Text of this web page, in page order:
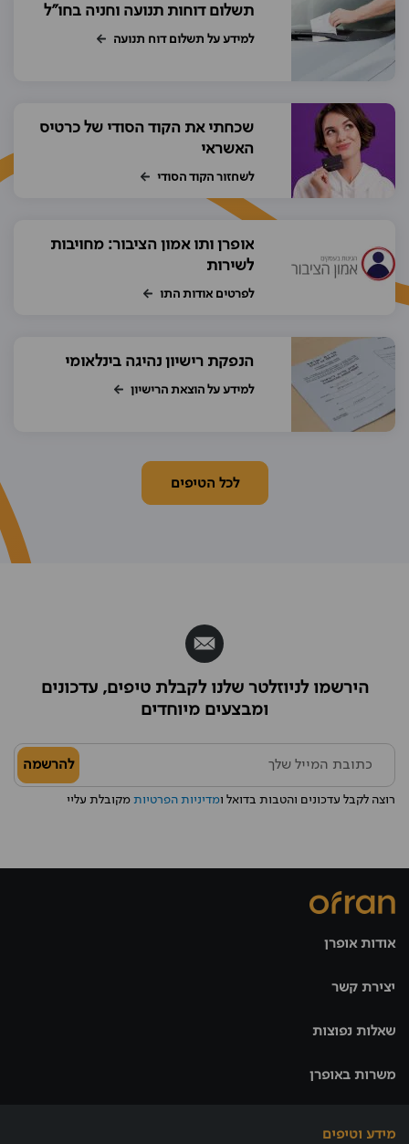
תשלום דוחות תנועה וחניה בחו"ל
למידע על תשלום דוח תנועה
שכחתי את הקוד הסודי של כרטיס
האשראי
לשחזור הקוד הסודי
אופרן ותו אמון הציבור: מחויבות
לשירות
לפרטים אודות התו
הנפקת רישיון נהיגה בינלאומי
למידע על הוצאת הרישיון
לכל הטיפים
הירשמו לניוזלטר שלנו לקבלת טיפים, עדכונים
ומבצעים מיוחדים
רוצה לקבל עדכונים והטבות בדואל ומדיניות הפרטיות מקובלת עליי
להרשמה
אודות אופרן
יצירת קשר
שאלות נפוצות
משרות באופרן
מידע וטיפים